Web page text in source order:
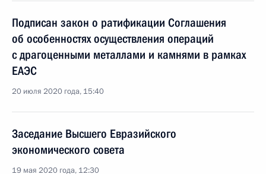
Подписан закон о ратификации Соглашения
об особенностях осуществления операций
с драгоценными металлами и камнями в рамках
ЕАЭС
20 июля 2020 года, 15:40
Заседание Высшего Евразийского
экономического совета
19 мая 2020 года, 12:30